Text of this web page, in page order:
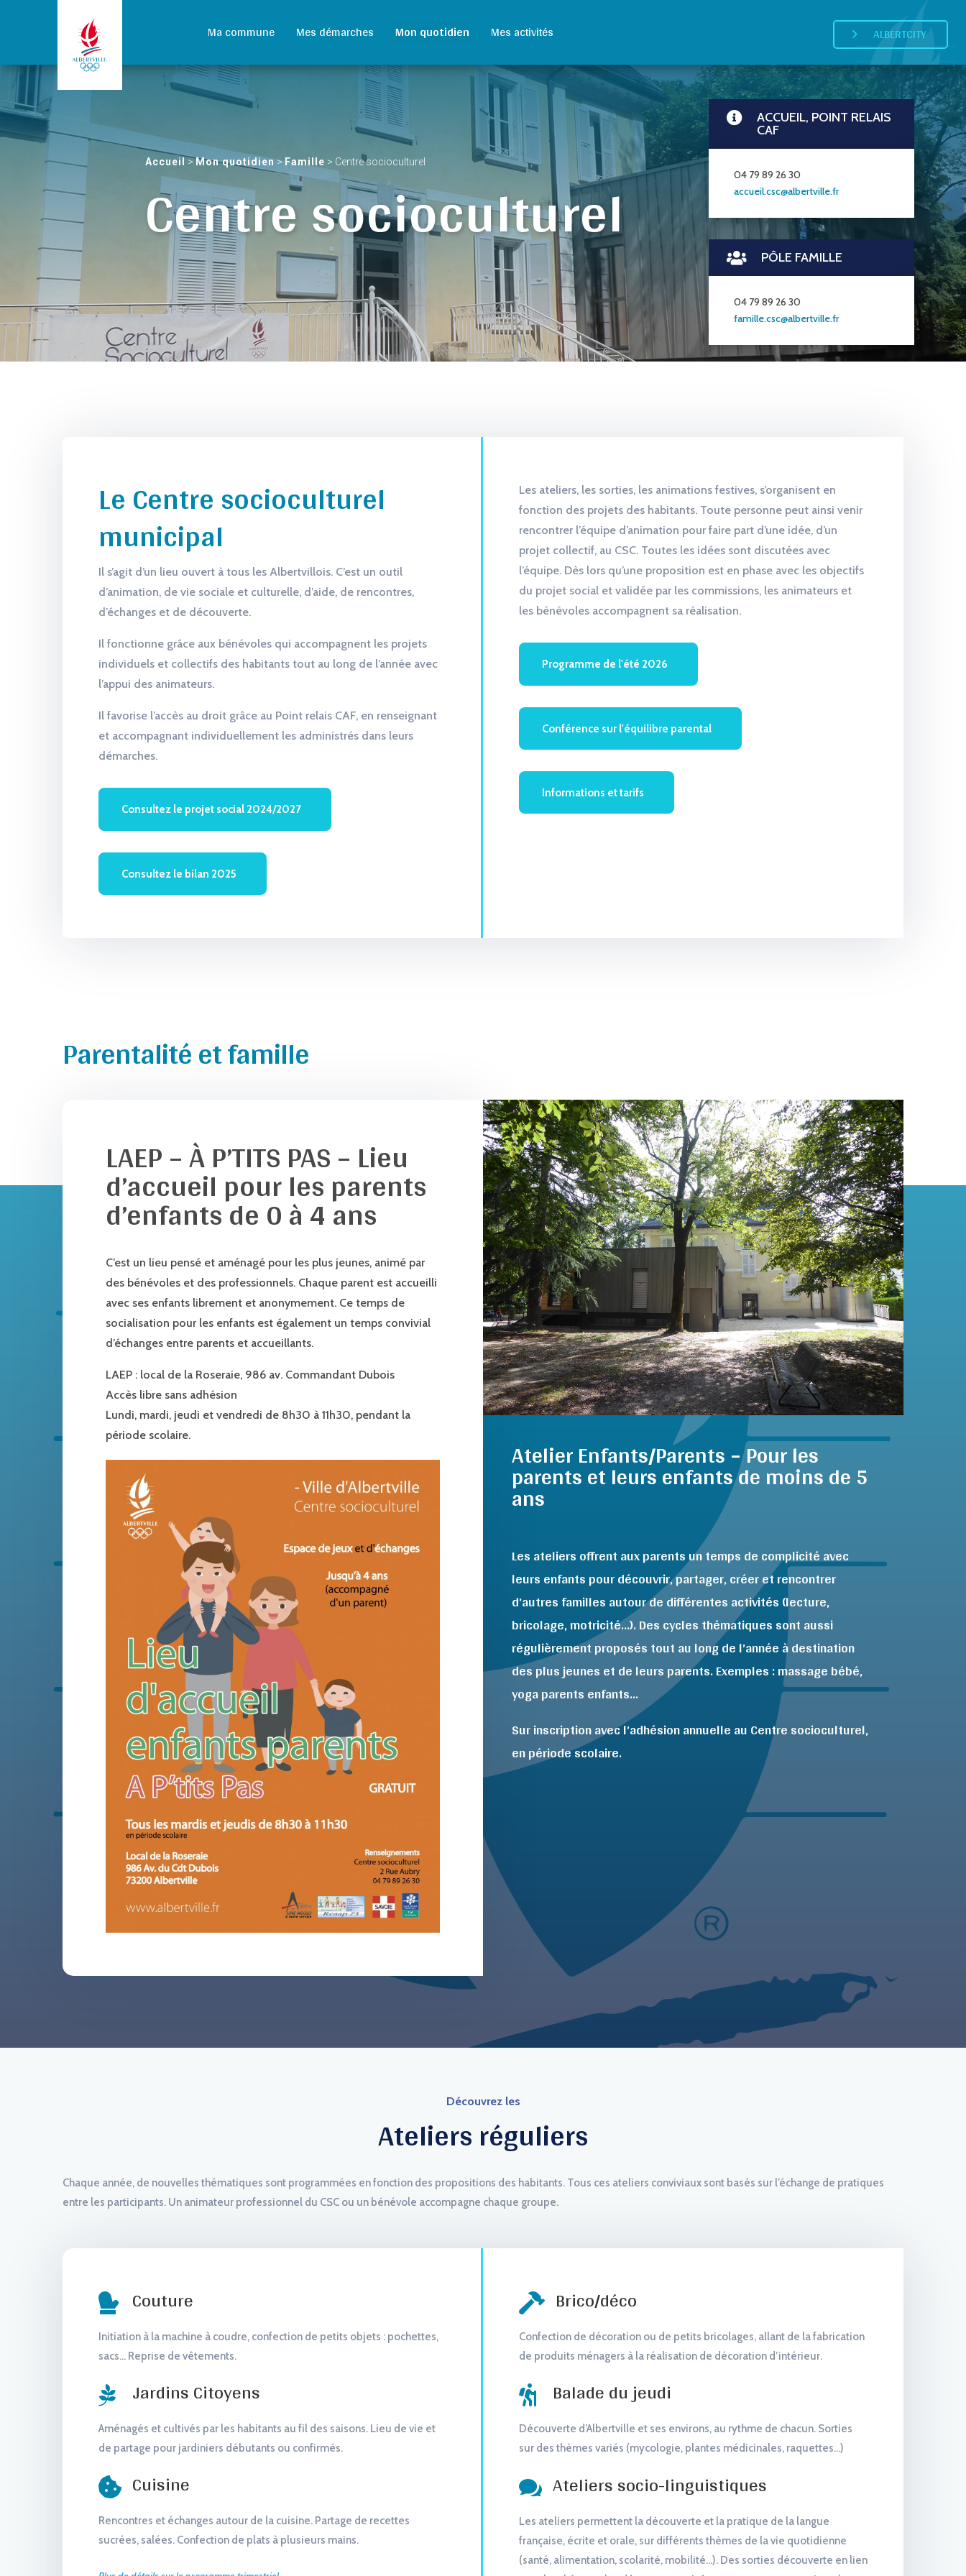
Ma commune Mes démarches Mon quotidien Mes activités 5 ALBERTCITY
Accueil >Mon quotidien>Famille > Centre socioculturel
Centre socioculturel

ACCUEIL, POINT RELAIS
CAF
04 79 89 26 30
accueil.csc@albertville.fr
 PÔLE FAMILLE
04 79 89 26 30
famille.csc@albertville.fr
Le Centre socioculturel
municipal
Il s’agit d’un lieu ouvert à tous les Albertvillois. C’est un outil
d’animation, de vie sociale et culturelle, d’aide, de rencontres,
d’échanges et de découverte.
Il fonctionne grâce aux bénévoles qui accompagnent les projets
individuels et collectifs des habitants tout au long de l’année avec
l’appui des animateurs.
Il favorise l’accès au droit grâce au Point relais CAF, en renseignant
et accompagnant individuellement les administrés dans leurs
démarches.
Consultez le projet social 2024/2027
Consultez le bilan 2025
Les ateliers, les sorties, les animations festives, s’organisent en
fonction des projets des habitants. Toute personne peut ainsi venir
rencontrer l’équipe d’animation pour faire part d’une idée, d’un
projet collectif, au CSC. Toutes les idées sont discutées avec
l’équipe. Dès lors qu’une proposition est en phase avec les objectifs
du projet social et validée par les commissions, les animateurs et
les bénévoles accompagnent sa réalisation.
Programme de l'été 2026
Conférence sur l'équilibre parental
Informations et tarifs
Parentalité et famille
LAEP – À P’TITS PAS – Lieu
d’accueil pour les parents
d’enfants de 0 à 4 ans
C’est un lieu pensé et aménagé pour les plus jeunes, animé par
des bénévoles et des professionnels. Chaque parent est accueilli
avec ses enfants librement et anonymement. Ce temps de
socialisation pour les enfants est également un temps convivial
d’échanges entre parents et accueillants.
LAEP : local de la Roseraie, 986 av. Commandant Dubois
Accès libre sans adhésion
Lundi, mardi, jeudi et vendredi de 8h30 à 11h30, pendant la
période scolaire.
Atelier Enfants/Parents – Pour les
parents et leurs enfants de moins de 5
ans
Les ateliers offrent aux parents un temps de complicité avec
leurs enfants pour découvrir, partager, créer et rencontrer
d’autres familles autour de différentes activités (lecture,
bricolage, motricité…). Des cycles thématiques sont aussi
régulièrement proposés tout au long de l’année à destination
des plus jeunes et de leurs parents. Exemples : massage bébé,
yoga parents enfants…
Sur inscription avec l’adhésion annuelle au Centre socioculturel,
en période scolaire.
Découvrez les
Ateliers réguliers
Chaque année, de nouvelles thématiques sont programmées en fonction des propositions des habitants. Tous ces ateliers conviviaux sont basés sur l’échange de pratiques
entre les participants. Un animateur professionnel du CSC ou un bénévole accompagne chaque groupe.
 Couture
Initiation à la machine à coudre, confection de petits objets : pochettes,
sacs… Reprise de vêtements.
 Jardins Citoyens
Aménagés et cultivés par les habitants au fil des saisons. Lieu de vie et
de partage pour jardiniers débutants ou confirmés.
 Cuisine
Rencontres et échanges autour de la cuisine. Partage de recettes
sucrées, salées. Confection de plats à plusieurs mains.
 Brico/déco
Confection de décoration ou de petits bricolages, allant de la fabrication
de produits ménagers à la réalisation de décoration d’intérieur.
 Balade du jeudi
Découverte d’Albertville et ses environs, au rythme de chacun. Sorties
sur des thèmes variés (mycologie, plantes médicinales, raquettes…)
 Ateliers socio-linguistiques
Les ateliers permettent la découverte et la pratique de la langue
française, écrite et orale, sur différents thèmes de la vie quotidienne
(santé, alimentation, scolarité, mobilité…). Des sorties découverte en lien